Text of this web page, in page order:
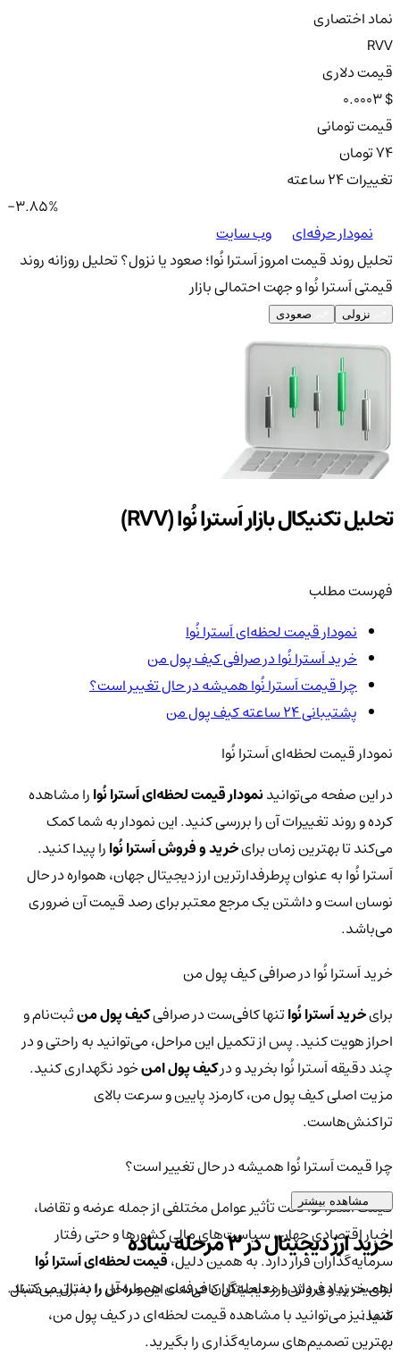
نماد اختصاری
RVV
قیمت دلاری
0.0003 $
قیمت تومانی
74 تومان
تغییرات ۲۴ ساعته
-3.85%
نمودار حرفه‌ای
وب سایت
تحلیل روند قیمت امروز اَسترا نُوا؛ صعود یا نزول؟تحلیل روزانه روند
قیمتی اَسترا نُوا و جهت احتمالی بازار
نزولی صعودی
تحلیل تکنیکال بازار اَسترا نُوا (RVV)
فهرست مطلب
نمودار قیمت لحظه‌ای اَسترا نُوا
خرید اَسترا نُوا در صرافی کیف پول من
چرا قیمت اَسترا نُوا همیشه در حال تغییر است؟
پشتیبانی ۲۴ ساعته کیف پول من
نمودار قیمت لحظه‌ای اَسترا نُوا
در این صفحه می‌توانیدنمودار قیمت لحظه‌ای اَسترا نُوارا مشاهده
کرده و روند تغییرات آن را بررسی کنید. این نمودار به شما کمک
می‌کند تا بهترین زمان برایخرید و فروش اَسترا نُوارا پیدا کنید.
اَسترا نُوا به عنوان پرطرفدارترین ارز دیجیتال جهان، همواره در حال
نوسان است و داشتن یک مرجع معتبر برای رصد قیمت آن ضروری
می‌باشد.
خرید اَسترا نُوا در صرافی کیف پول من
برایخرید اَسترا نُواتنها کافی‌ست در صرافیکیف پول منثبت‌نام و
احراز هویت کنید. پس از تکمیل این مراحل، می‌توانید به راحتی و در
چند دقیقه اَسترا نُوا بخرید و درکیف پول امنخود نگهداری کنید.
مزیت اصلی کیف پول من، کارمزد پایین و سرعت بالای
تراکنش‌هاست.
چرا قیمت اَسترا نُوا همیشه در حال تغییر است؟
قیمت اَسترا نُوا تحت تأثیر عوامل مختلفی از جمله عرضه و تقاضا،
اخبار اقتصادی جهان، سیاست‌های مالی کشورها و حتی رفتار
سرمایه‌گذاران قرار دارد. به همین دلیل،قیمت لحظه‌ای اَسترا نُوا
اهمیت زیادی دارد و معامله‌گران حرفه‌ای همواره آن را دنبال می‌کنند.
شما نیز می‌توانید با مشاهده قیمت لحظه‌ای در کیف پول من،
بهترین تصمیم‌های سرمایه‌گذاری را بگیرید.
مشاهده بیشتر
خرید ارز دیجیتال در 3 مرحله ساده
برای خرید و فروش ارز دیجیتال کافی‌ست این مراحل را به‌ترتیب دنبال
کنید: